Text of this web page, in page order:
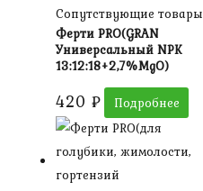
Сопутствующие товары
Ферти PRO(GRAN
Универсальный NPK
13:12:18+2,7%MgO)
420 ₽ Подробнее